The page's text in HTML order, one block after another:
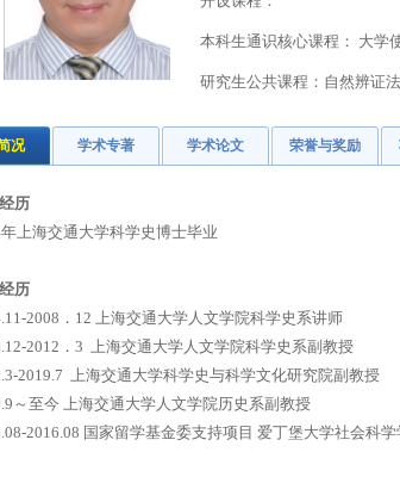
本科生通识核心课程： 大
研究生公共课程：自然辨证
况 学术专著 学术论文 荣誉与奖励
历
上海交通大学科学史博士毕业
历
2008．12 上海交通大学人文学院科学史系讲师
2012．3 上海交通大学人文学院科学史系副教授
2019.7 上海交通大学科学史与科学文化研究院副教授
～至今 上海交通大学人文学院历史系副教授
2016.08 国家留学基金委支持项目 爱丁堡大学社会科